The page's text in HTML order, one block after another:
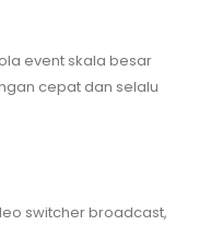
event skala besar
cepat dan selalu
switcher broadcast,